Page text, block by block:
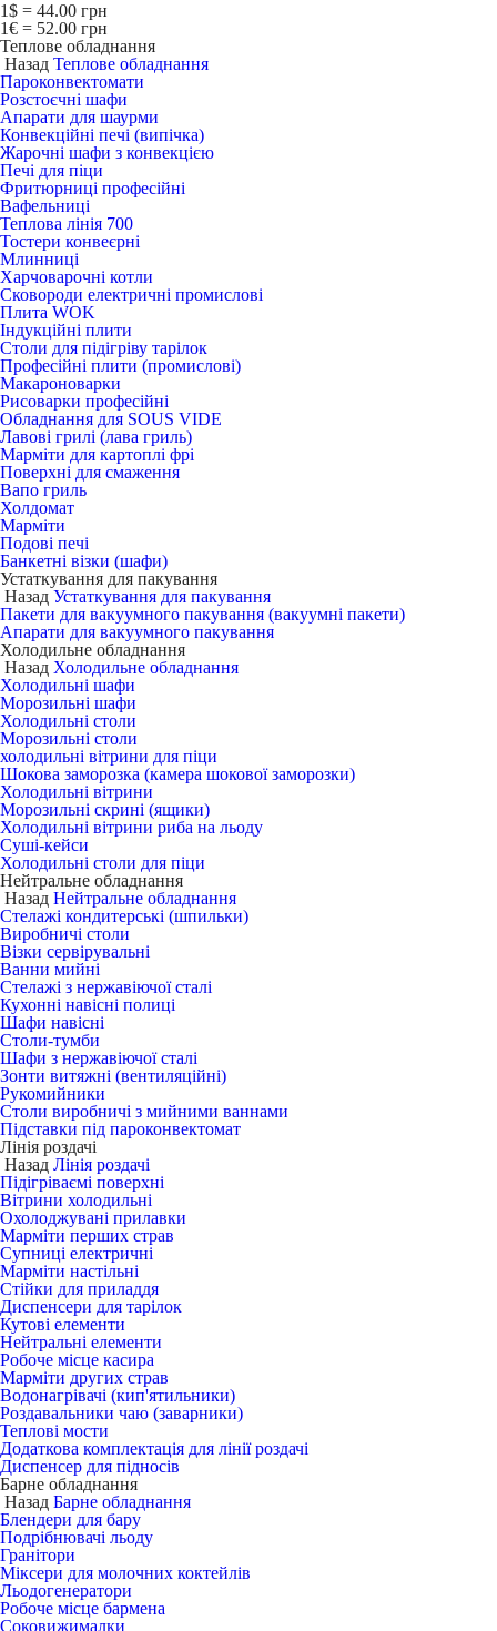
1$ = 44.00 грн
1€ = 52.00 грн
Теплове обладнання
Назад Теплове обладнання
Пароконвектомати
Розстоєчні шафи
Апарати для шаурми
Конвекційні печі (випічка)
Жарочні шафи з конвекцією
Печі для піци
Фритюрниці професійні
Вафельниці
Теплова лінія 700
Тостери конвеєрні
Млинниці
Харчоварочні котли
Сковороди електричні промислові
Плита WOK
Індукційні плити
Столи для підігріву тарілок
Професійні плити (промислові)
Макароноварки
Рисоварки професійні
Обладнання для SOUS VIDE
Лавові грилі (лава гриль)
Марміти для картоплі фрі
Поверхні для смаження
Вапо гриль
Холдомат
Марміти
Подові печі
Банкетні візки (шафи)
Устаткування для пакування
Назад Устаткування для пакування
Пакети для вакуумного пакування (вакуумні пакети)
Апарати для вакуумного пакування
Холодильне обладнання
Назад Холодильне обладнання
Холодильні шафи
Морозильні шафи
Холодильні столи
Морозильні столи
холодильні вітрини для піци
Шокова заморозка (камера шокової заморозки)
Холодильні вітрини
Морозильні скрині (ящики)
Холодильні вітрини риба на льоду
Суші-кейси
Холодильні столи для піци
Нейтральне обладнання
Назад Нейтральне обладнання
Стелажі кондитерські (шпильки)
Виробничі столи
Візки сервірувальні
Ванни мийні
Стелажі з нержавіючої сталі
Кухонні навісні полиці
Шафи навісні
Столи-тумби
Шафи з нержавіючої сталі
Зонти витяжні (вентиляційні)
Рукомийники
Столи виробничі з мийними ваннами
Підставки під пароконвектомат
Лінія роздачі
Назад Лінія роздачі
Підігріваємі поверхні
Вітрини холодильні
Охолоджувані прилавки
Марміти перших страв
Супниці електричні
Марміти настільні
Стійки для приладдя
Диспенсери для тарілок
Кутові елементи
Нейтральні елементи
Робоче місце касира
Марміти других страв
Водонагрівачі (кип'ятильники)
Роздавальники чаю (заварники)
Теплові мости
Додаткова комплектація для лінії роздачі
Диспенсер для підносів
Барне обладнання
Назад Барне обладнання
Блендери для бару
Подрібнювачі льоду
Гранітори
Міксери для молочних коктейлів
Льодогенератори
Робоче місце бармена
Соковижималки